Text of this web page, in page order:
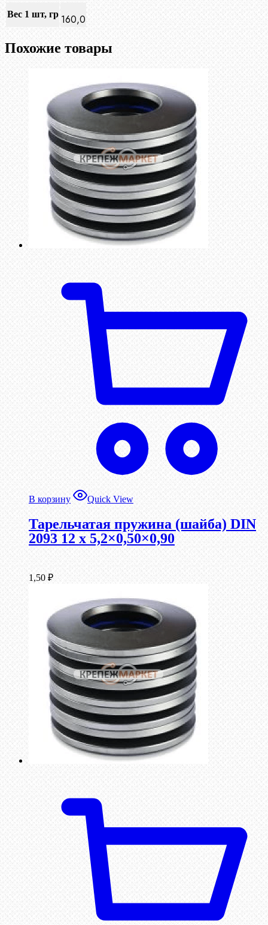
Вес 1 шт, гр 160,0
Похожие товары
В корзину Quick View
Тарельчатая пружина (шайба) DIN
2093 12 x 5,2×0,50×0,90
1,50 ₽